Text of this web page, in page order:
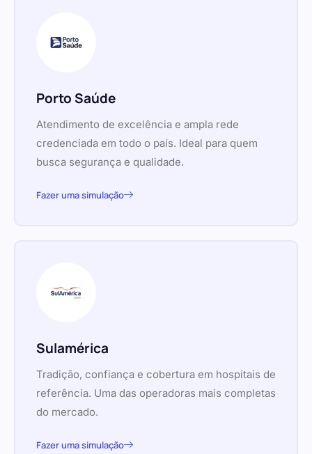
Porto Saúde
Atendimento de excelência e ampla rede
credenciada em todo o país. Ideal para quem
busca segurança e qualidade.
Fazer uma simulação
Sulamérica
Tradição, confiança e cobertura em hospitais de
referência. Uma das operadoras mais completas
do mercado.
Fazer uma simulação